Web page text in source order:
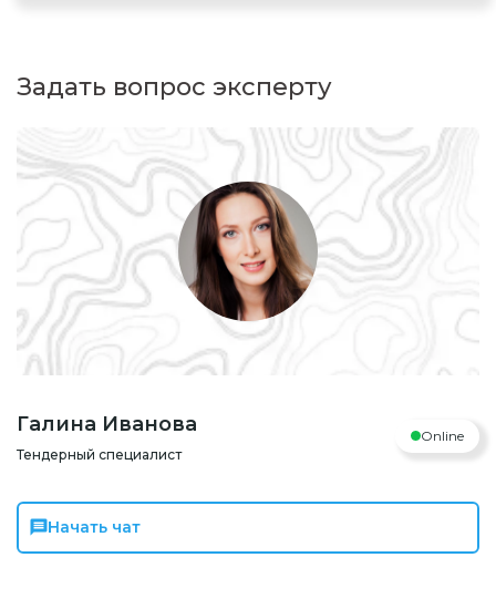
Задать вопрос эксперту
Галина Иванова
Тендерный специалист
Online
Начать чат